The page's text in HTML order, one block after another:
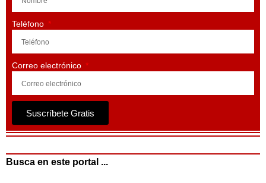
Teléfono
Correo electrónico
Suscríbete Gratis
Busca en este portal ...